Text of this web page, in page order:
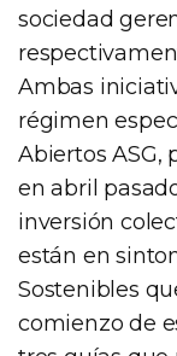
sociedad
Ambas
régimen
Abiertos ASG,
en abril
inversión
están en
Sostenibles
comienzo de